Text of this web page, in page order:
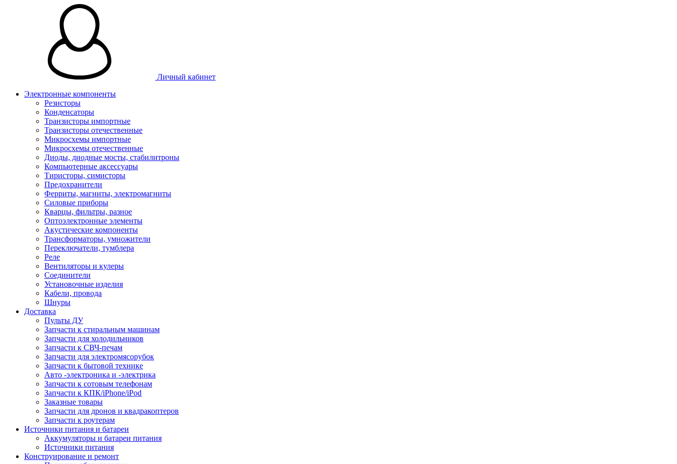
Личный кабинет
Электронные компоненты
Резисторы
Конденсаторы
Транзисторы импортные
Транзисторы отечественные
Микросхемы импортные
Микросхемы отечественные
Диоды, диодные мосты, стабилитроны
Компьютерные аксессуары
Тиристоры, симисторы
Предохранители
Ферриты, магниты, электромагниты
Силовые приборы
Кварцы, фильтры, разное
Оптоэлектронные элементы
Акустические компоненты
Трансформаторы, умножители
Переключатели, тумблера
Реле
Вентиляторы и кулеры
Соединители
Установочные изделия
Кабели, провода
Шнуры
Доставка
Пульты ДУ
Запчасти к стиральным машинам
Запчасти для холодильников
Запчасти к СВЧ-печам
Запчасти для электромясорубок
Запчасти к бытовой технике
Авто -электроника и -электрика
Запчасти к сотовым телефонам
Запчасти к КПК/iPhone/iPod
Заказные товары
Запчасти для дронов и квадракоптеров
Запчасти к роутерам
Источники питания и батареи
Аккумуляторы и батареи питания
Источники питания
Конструирование и ремонт